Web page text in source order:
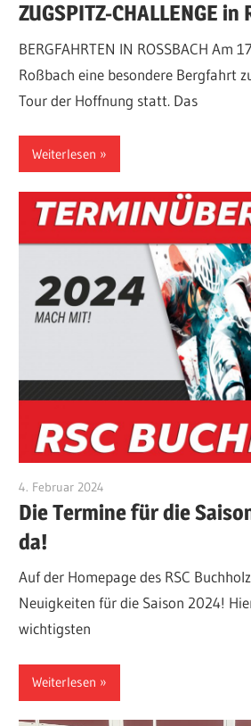
ZUGSPITZ-CHALLENGE
BERGFAHRTEN IN ROSSBACH Am
Roßbach eine besondere Bergfahrt
Tour der Hoffnung statt. Das
Weiterlesen
4. Februar 2024
Die Termine für die
da!
Auf der Homepage des RSC
Neuigkeiten für die Saison 2024!
wichtigsten
Weiterlesen